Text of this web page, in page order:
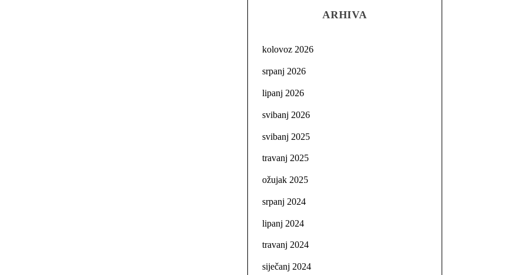
ARHIVA
kolovoz 2026
srpanj 2026
lipanj 2026
svibanj 2026
svibanj 2025
travanj 2025
ožujak 2025
srpanj 2024
lipanj 2024
travanj 2024
siječanj 2024